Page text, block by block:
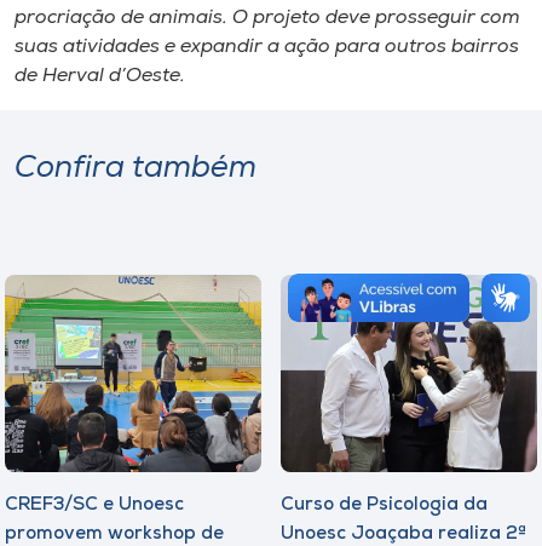
procriação de animais. O projeto deve prosseguir com
suas atividades e expandir a ação para outros bairros
de Herval d’Oeste.
Confira também
CREF3/SC e Unoesc
promovem workshop de
Curso de Psicologia da
Unoesc Joaçaba realiza 2ª